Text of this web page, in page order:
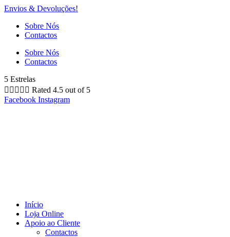
Envios & Devoluções!
Sobre Nós
Contactos
Sobre Nós
Contactos
5 Estrelas
     Rated 4.5 out of 5
Facebook Instagram
Início
Loja Online
Apoio ao Cliente
Contactos